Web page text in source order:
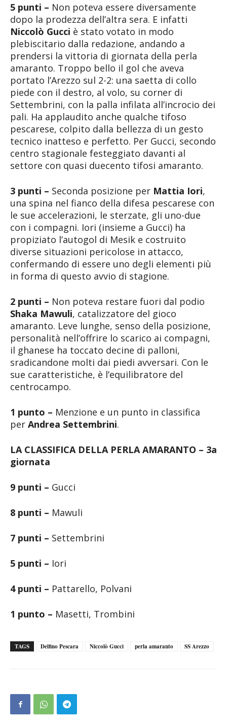
5 punti – Non poteva essere diversamente
dopo la prodezza dell’altra sera. E infatti
Niccolò Gucci è stato votato in modo
plebiscitario dalla redazione, andando a
prendersi la vittoria di giornata della perla
amaranto. Troppo bello il gol che aveva
portato l’Arezzo sul 2-2: una saetta di collo
piede con il destro, al volo, su corner di
Settembrini, con la palla infilata all’incrocio dei
pali. Ha applaudito anche qualche tifoso
pescarese, colpito dalla bellezza di un gesto
tecnico inatteso e perfetto. Per Gucci, secondo
centro stagionale festeggiato davanti al
settore con quasi duecento tifosi amaranto.
3 punti – Seconda posizione per Mattia Iori,
una spina nel fianco della difesa pescarese con
le sue accelerazioni, le sterzate, gli uno-due
con i compagni. Iori (insieme a Gucci) ha
propiziato l’autogol di Mesik e costruito
diverse situazioni pericolose in attacco,
confermando di essere uno degli elementi più
in forma di questo avvio di stagione.
2 punti – Non poteva restare fuori dal podio
Shaka Mawuli, catalizzatore del gioco
amaranto. Leve lunghe, senso della posizione,
personalità nell’offrire lo scarico ai compagni,
il ghanese ha toccato decine di palloni,
sradicandone molti dai piedi avversari. Con le
sue caratteristiche, è l’equilibratore del
centrocampo.
1 punto – Menzione e un punto in classifica
per Andrea Settembrini.
LA CLASSIFICA DELLA PERLA AMARANTO – 3a
giornata
9 punti – Gucci
8 punti – Mawuli
7 punti – Settembrini
5 punti – Iori
4 punti – Pattarello, Polvani
1 punto – Masetti, Trombini
TAGS Delfino Pescara Niccolò Gucci perla amaranto SS Arezzo